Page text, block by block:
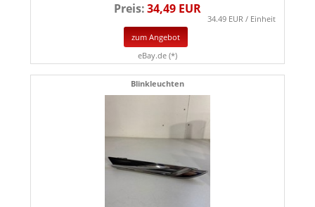
Preis:34,49 EUR
34.49 EUR / Einheit
zum Angebot
eBay.de (*)
Blinkleuchten